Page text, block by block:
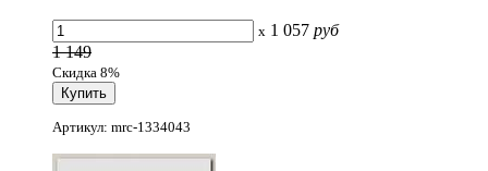
x 1 057 руб
1 149
Скидка 8%
Артикул: mrc-1334043